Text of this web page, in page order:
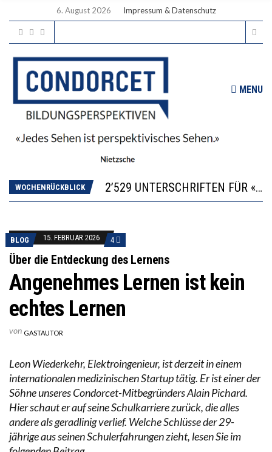
6. August 2026 Impressum & Datenschutz
MENU
WOCHENRÜCKBLICK
ICH WILL MEHR EVIDENZ UND WILL WISSEN, WAS ALL DIE INVESTITIONEN BRINGEN
DER US-ÖKONOM WALLACE OATES: FÖDERALISMUS IM BILDUNGSBEREICH
BLOG 15. FEBRUAR 2026 4
Über die Entdeckung des Lernens
Angenehmes Lernen ist kein
echtes Lernen
von GASTAUTOR
Leon Wiederkehr, Elektroingenieur, ist derzeit in einem
internationalen medizinischen Startup tätig. Er ist einer der
Söhne unseres Condorcet-Mitbegründers Alain Pichard.
Hier schaut er auf seine Schulkarriere zurück, die alles
andere als geradlinig verlief. Welche Schlüsse der 29-
jährige aus seinen Schulerfahrungen zieht, lesen Sie im